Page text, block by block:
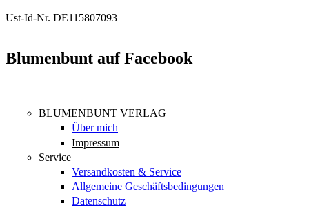
Ust-Id-Nr. DE115807093
Blumenbunt auf Facebook
BLUMENBUNT VERLAG
Über mich
Impressum
Service
Versandkosten & Service
Allgemeine Geschäftsbedingungen
Datenschutz